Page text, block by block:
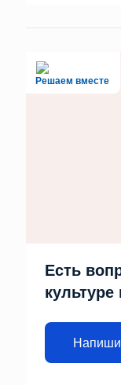
Решаем вместе
Есть
культуре